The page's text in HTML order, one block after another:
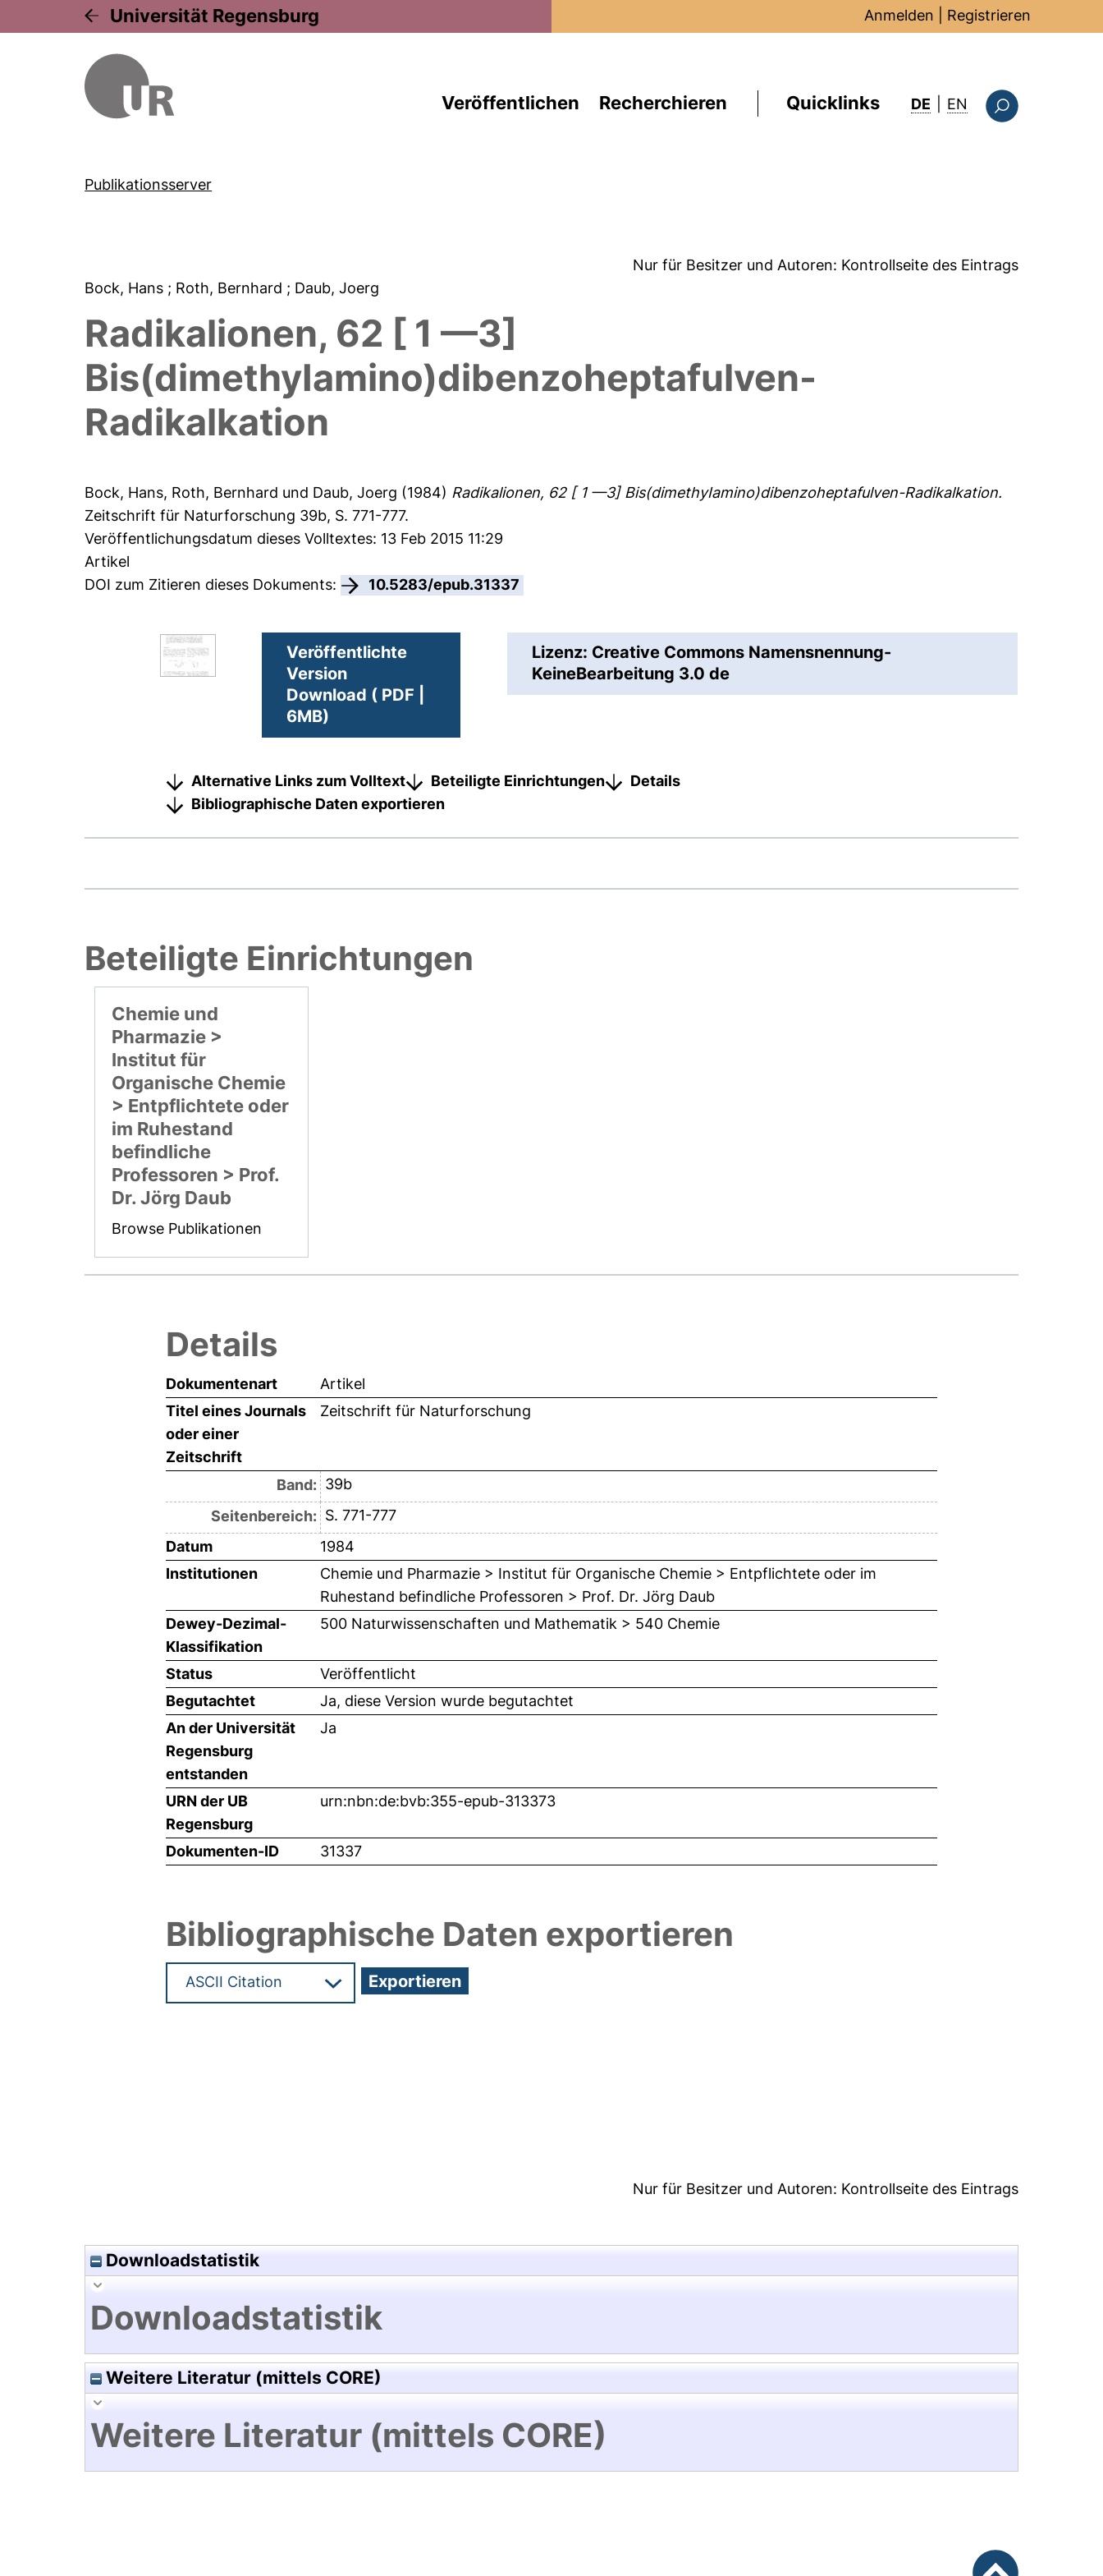
Universität Regensburg Anmelden Registrieren
Veröffentlichen Recherchieren Quicklinks DE EN : this page in
Publikationsserver
Nur für Besitzer und Autoren: Kontrollseite des Eintrags
Bock, Hans ; Roth, Bernhard ; Daub, Joerg
Radikalionen, 62 [ 1 —3]
Bis(dimethyIamino)dibenzoheptafulven-
Radikalkation
Bock, Hans, Roth, Bernhard und Daub, Joerg (1984) Radikalionen, 62 [ 1 —3] Bis(dimethyIamino)dibenzoheptafulven-Radikalkation.
Zeitschrift für Naturforschung 39b, S. 771-777.
Veröffentlichungsdatum dieses Volltextes: 13 Feb 2015 11:29
Artikel
DOI zum Zitieren dieses Dokuments:
10.5283/epub.31337
Veröffentlichte
Version
Download ( PDF |
6MB)
Lizenz: Creative Commons Namensnennung-
KeineBearbeitung 3.0 de
Alternative Links zum Volltext Beteiligte Einrichtungen
Details
Bibliographische Daten exportieren
Beteiligte Einrichtungen
Chemie und
Pharmazie >
Institut für
Organische Chemie
> Entpflichtete oder
im Ruhestand
befindliche
Professoren > Prof.
Dr. Jörg Daub
Browse Publikationen
Details
Dokumentenart
Artikel
Titel eines Journals
oder einer
Zeitschrift
Zeitschrift für Naturforschung
Band: 39b
Seitenbereich: S. 771-777
Datum
1984
Institutionen
Chemie und Pharmazie > Institut für Organische Chemie > Entpflichtete oder im
Ruhestand befindliche Professoren > Prof. Dr. Jörg Daub
Dewey-Dezimal-
Klassifikation
500 Naturwissenschaften und Mathematik > 540 Chemie
Status
Veröffentlicht
Begutachtet
Ja, diese Version wurde begutachtet
An der Universität
Regensburg
entstanden
Ja
URN der UB
Regensburg
urn:nbn:de:bvb:355-epub-313373
Dokumenten-ID 31337
Bibliographische Daten exportieren
Nur für Besitzer und Autoren: Kontrollseite des Eintrags
Downloadstatistik
Downloadstatistik
Weitere Literatur (mittels CORE)
Weitere Literatur (mittels CORE)